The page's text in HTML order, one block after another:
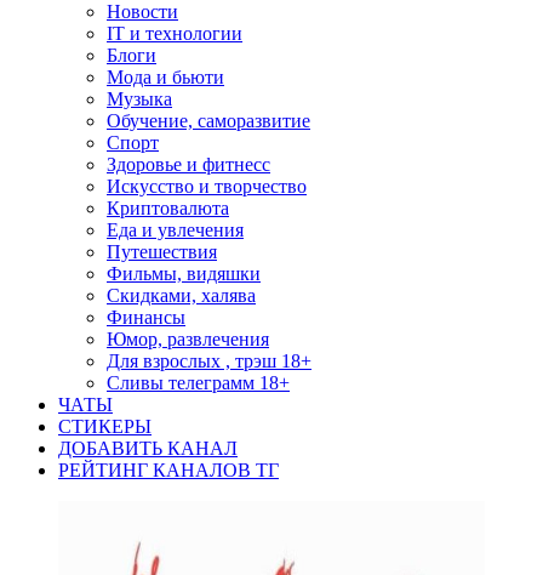
Новости
IT и технологии
Блоги
Мода и бьюти
Музыка
Обучение, саморазвитие
Спорт
Здоровье и фитнесс
Искусство и творчество
Криптовалюта
Еда и увлечения
Путешествия
Фильмы, видяшки
Скидками, халява
Финансы
Юмор, развлечения
Для взрослых , трэш 18+
Сливы телеграмм 18+
ЧАТЫ
СТИКЕРЫ
ДОБАВИТЬ КАНАЛ
РЕЙТИНГ КАНАЛОВ ТГ